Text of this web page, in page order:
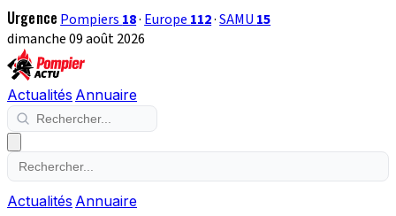
Urgence Pompiers 18· Europe 112·SAMU 15
dimanche 09 août 2026
Actualités Annuaire
Actualités Annuaire